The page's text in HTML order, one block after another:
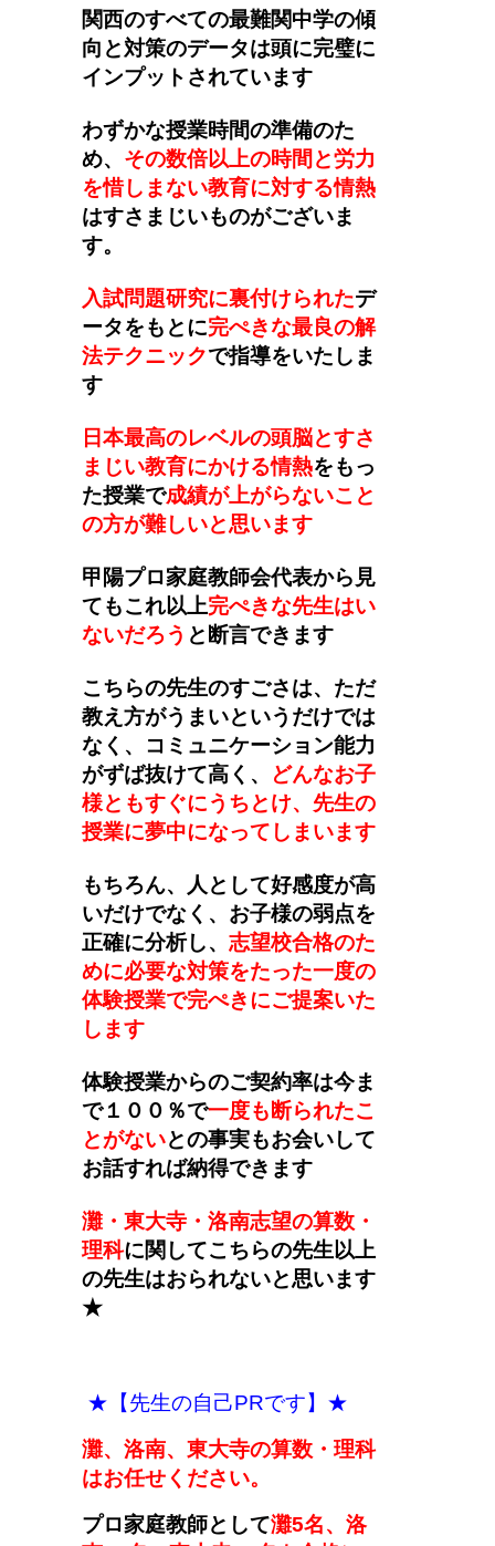
関西のすべての最難関中学の傾
向と対策のデータは頭に完璧に
インプットされています
わずかな授業時間の準備のた
め、 その数倍以上の時間と労力
を惜しまない教育に対する情熱
はすさまじいものがございま
す。
入試問題研究に裏付けられたデ
ータをもとに完ぺきな最良の解
法テクニックで指導をいたしま
す
日本最高のレベルの頭脳とすさ
まじい教育にかける情熱をもっ
た授業で成績が上がらないこと
の方が難しいと思います
甲陽プロ家庭教師会代表から見
てもこれ以上完ぺきな先生はい
ないだろう と断言できます
こちらの先生のすごさは、ただ
教え方がうまいというだけでは
なく、コミュニケーション能力
がずば抜けて高く、
どんなお子
様ともすぐにうちとけ、先生の
授業に夢中になってしまいます
もちろん、人として好感度が高
いだけでなく、お子様の弱点を
正確に分析し、 志望校合格のた
めに必要な対策をたった一度の
体験授業で完ぺきにご提案いた
します
体験授業からのご契約率は今ま
で１００％で一度も断られたこ
とがないとの事実もお会いして
お話すれば納得できます
灘・東大寺・洛南志望の算数・
理科に関してこちらの先生以上
の先生はおられないと思います
★
★【先生の自己PRです】★
灘、洛南、東大寺の算数・理科
はお任せください。
プロ家庭教師として灘5名、洛